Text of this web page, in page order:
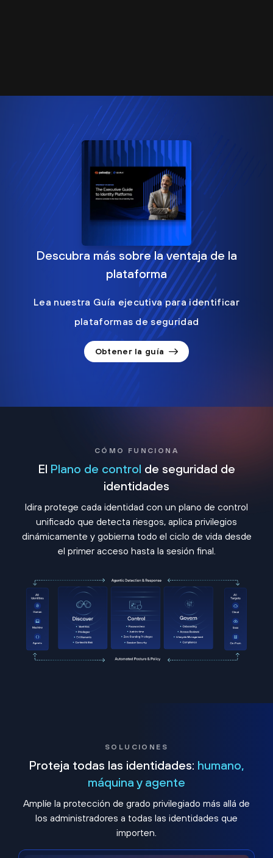
Descubra más sobre la ventaja de la
plataforma
Lea nuestra Guía ejecutiva para identificar
plataformas de seguridad
Obtener la guía
CÓMO FUNCIONA
El Plano de control de seguridad de
identidades
Idira protege cada identidad con un plano de control
unificado que detecta riesgos, aplica privilegios
dinámicamente y gobierna todo el ciclo de vida desde
el primer acceso hasta la sesión final.
SOLUCIONES
Proteja todas las identidades: humano,
máquina y agente
Amplíe la protección de grado privilegiado más allá de
los administradores a todas las identidades que
importen.